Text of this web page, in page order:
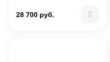
28 700 руб.